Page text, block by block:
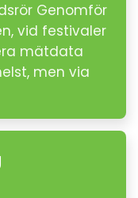
Genomför
vid festivaler
mätdata
men via